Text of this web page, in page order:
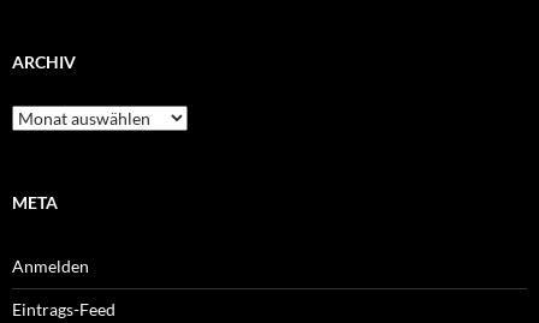
ARCHIV
Archiv
META
Anmelden
Eintrags-Feed